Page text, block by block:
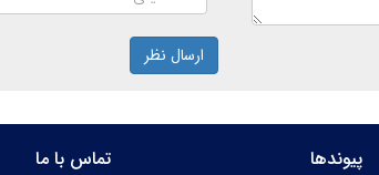
ارسال نظر
پیوندها
تماس با ما